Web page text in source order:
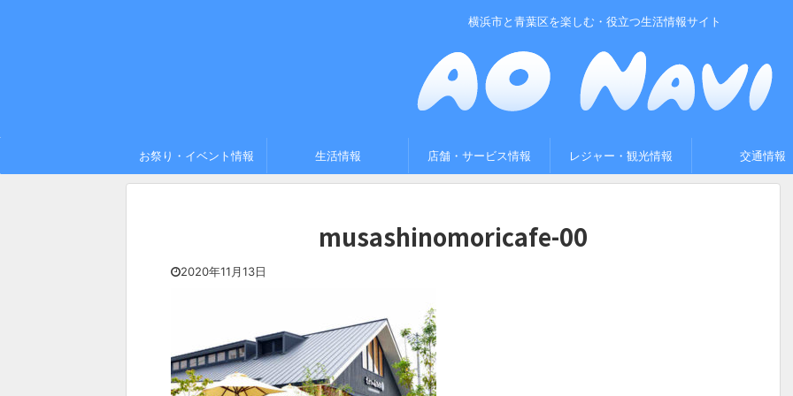
横浜市と青葉区を楽しむ・役立つ生活情報サイト
お祭り・イベント情報 生活情報 店舗・サービス情報 レジャー・観光情報 交通情報
musashinomoricafe-00
2020年11月13日